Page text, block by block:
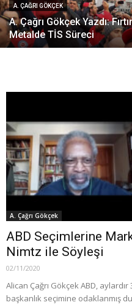
A. ÇAĞRI GÖKÇEK
A. Çağrı Gökçek Yazdı:
Metalde TİS Süreci
A. Çağrı Gökçek
ABD Seçimlerine
Nimtz ile Söyleşi
02/11/2020
Alican Çağrı Gökçek ABD, aylardır
başkanlık seçimine odaklanmış